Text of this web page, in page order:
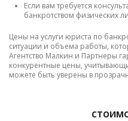
Если вам требуется
банкротством физических
Цены на услуги юриста по
ситуации и объема работы,
Агентство Малкин и Партнеры
конкурентные цены,
можете быть уверены в